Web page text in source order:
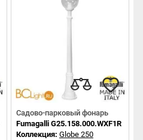
Садово-парковый фонарь
Fumagalli G25.158.000.WXF1R
Коллекция: Globe 250